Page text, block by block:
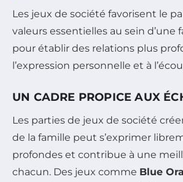
Les jeux de société favorisent le
valeurs essentielles au sein
pour établir des relations plus
l’expression personnelle et à
UN CADRE PROPICE AUX
Les parties de jeux de société
de la famille peut s’exprimer
profondes et contribue à une
chacun. Des jeux comme Blue